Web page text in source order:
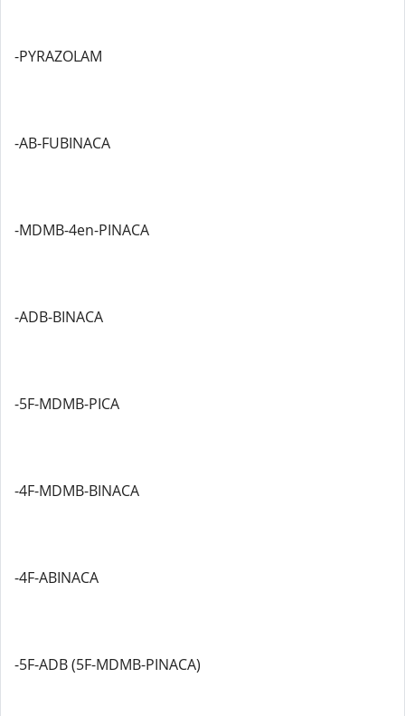
-PYRAZOLAM
-AB-FUBINACA
-MDMB-4en-PINACA
-ADB-BINACA
-5F-MDMB-PICA
-4F-MDMB-BINACA
-4F-ABINACA
-5F-ADB (5F-MDMB-PINACA)